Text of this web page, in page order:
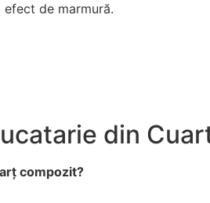
de marmură.
din
compozit?